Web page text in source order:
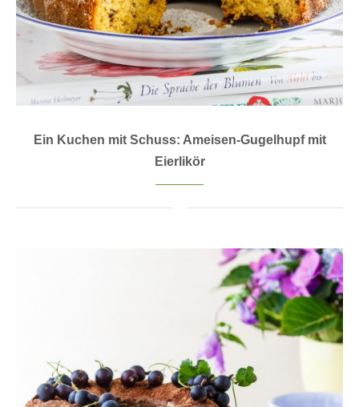
Ein Kuchen mit Schuss: Ameisen-Gugelhupf mit
Eierlikör